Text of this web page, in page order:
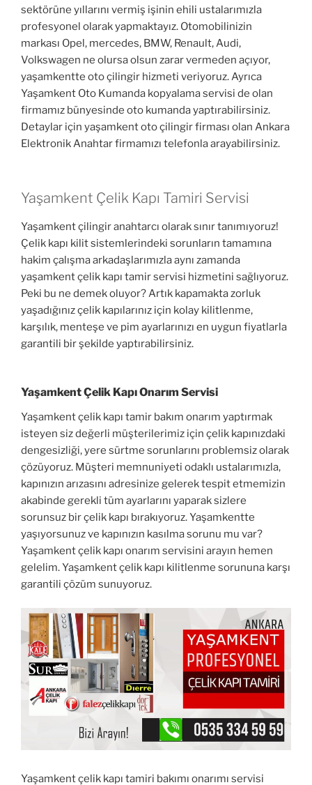
sektörüne yıllarını vermiş işinin ehili ustalarımızla
profesyonel olarak yapmaktayız. Otomobilinizin
markası Opel, mercedes, BMW, Renault, Audi,
Volkswagen ne olursa olsun zarar vermeden açıyor,
yaşamkentte oto çilingir hizmeti veriyoruz. Ayrıca
Yaşamkent Oto Kumanda kopyalama servisi de olan
firmamız bünyesinde oto kumanda yaptırabilirsiniz.
Detaylar için yaşamkent oto çilingir firması olan Ankara
Elektronik Anahtar firmamızı telefonla arayabilirsiniz.
Yaşamkent Çelik Kapı Tamiri Servisi
Yaşamkent çilingir anahtarcı olarak sınır tanımıyoruz!
Çelik kapı kilit sistemlerindeki sorunların tamamına
hakim çalışma arkadaşlarımızla aynı zamanda
yaşamkent çelik kapı tamir servisi hizmetini sağlıyoruz.
Peki bu ne demek oluyor? Artık kapamakta zorluk
yaşadığınız çelik kapılarınız için kolay kilitlenme,
karşılık, menteşe ve pim ayarlarınızı en uygun fiyatlarla
garantili bir şekilde yaptırabilirsiniz.
Yaşamkent Çelik Kapı Onarım Servisi
Yaşamkent çelik kapı tamir bakım onarım yaptırmak
isteyen siz değerli müşterilerimiz için çelik kapınızdaki
dengesizliği, yere sürtme sorunlarını problemsiz olarak
çözüyoruz. Müşteri memnuniyeti odaklı ustalarımızla,
kapınızın arızasını adresinize gelerek tespit etmemizin
akabinde gerekli tüm ayarlarını yaparak sizlere
sorunsuz bir çelik kapı bırakıyoruz. Yaşamkentte
yaşıyorsunuz ve kapınızın kasılma sorunu mu var?
Yaşamkent çelik kapı onarım servisini arayın hemen
gelelim. Yaşamkent çelik kapı kilitlenme sorununa karşı
garantili çözüm sunuyoruz.
Yaşamkent çelik kapı tamiri bakımı onarımı servisi